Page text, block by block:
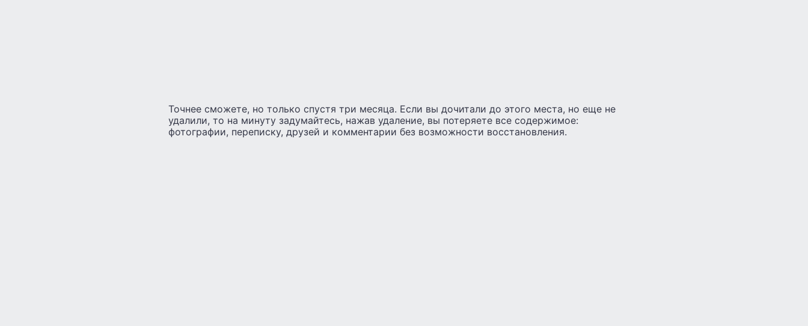
Точнее сможете, но только спустя три месяца. Если вы дочитали до этого места, но еще не
удалили, то на минуту задумайтесь, нажав удаление, вы потеряете все содержимое:
фотографии, переписку, друзей и комментарии без возможности восстановления.